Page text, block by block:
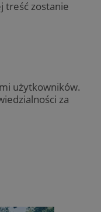
treść zostanie
użytkowników.
za